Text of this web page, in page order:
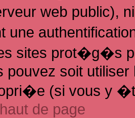
web public),
une
sites prot�g�s
pouvez soit
(si vous y
de page